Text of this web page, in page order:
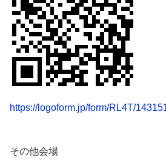
https://logoform.jp/form/RL4T/
その他会場